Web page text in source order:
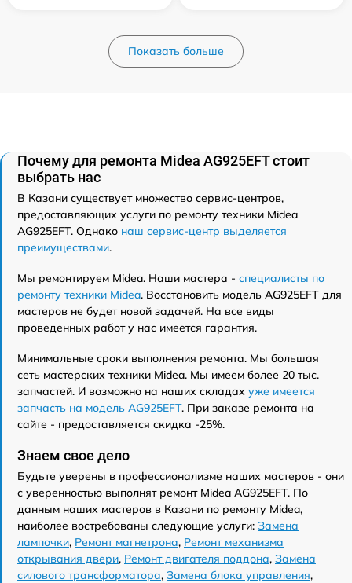
Показать больше
Почему для ремонта Midea AG925EFT стоит
выбрать нас
В Казани существует множество сервис-центров,
предоставляющих услуги по ремонту техники Midea
AG925EFT. Однако наш сервис-центр выделяется
преимуществами.
Мы ремонтируем Midea. Наши мастера - специалисты по
ремонту техники Midea. Восстановить модель AG925EFT для
мастеров не будет новой задачей. На все виды
проведенных работ у нас имеется гарантия.
Минимальные сроки выполнения ремонта. Мы большая
сеть мастерских техники Midea. Мы имеем более 20 тыс.
запчастей. И возможно на наших складах уже имеется
запчасть на модель AG925EFT. При заказе ремонта на
сайте - предоставляется скидка -25%.
Знаем свое дело
Будьте уверены в профессионализме наших мастеров - они
с уверенностью выполнят ремонт Midea AG925EFT. По
данным наших мастеров в Казани по ремонту Midea,
наиболее востребованы следующие услуги: Замена
лампочки, Ремонт магнетрона, Ремонт механизма
открывания двери, Ремонт двигателя поддона, Замена
силового трансформатора, Замена блока управления,